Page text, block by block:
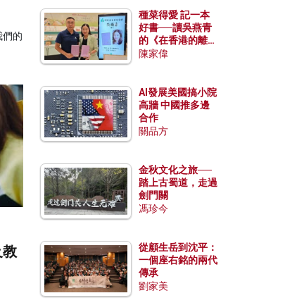
們的
種菜得愛 記一本
好書──讀吳燕青
的《在香港的離島
種菜》
陳家偉
AI發展美國搞小院
高牆 中國推多邊
合作
關品方
金秋文化之旅──
踏上古蜀道，走過
劍門關
馮珍今
從顧生岳到沈平：
一個座右銘的兩代
傳承
劉家美